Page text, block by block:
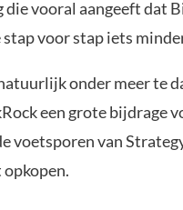
vooral aangeeft dat
stap voor stap iets
onder meer te
een grote bijdrage
voetsporen van